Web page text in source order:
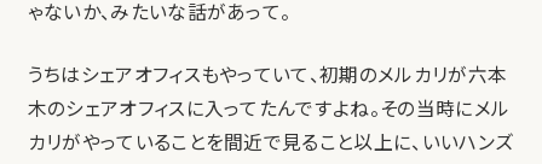
ゃないか、みたいな話があって。
うちはシェアオフィスもやっていて、初期のメルカリが六本
木のシェアオフィスに入ってたんですよね。その当時にメル
カリがやっていることを間近で見ること以上に、いいハンズ